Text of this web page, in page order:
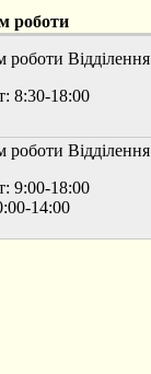
роботи
роботи Відділення
8:30-18:00
роботи Відділення
9:00-18:00
14:00